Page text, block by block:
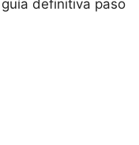
definitiva paso